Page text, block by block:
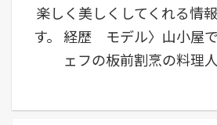
楽しく美しくしてくれる情
す。 経歴 モデル〉山小屋
ェフの板前割烹の料理